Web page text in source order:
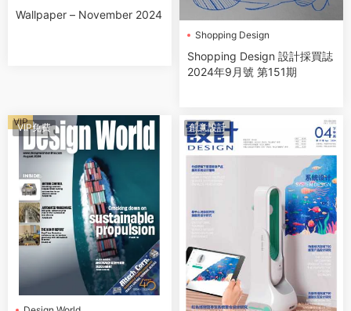
Wallpaper – November 2024
Shopping Design
設計採買誌
Shopping Design 設計採買誌
2024年9月號 第151期
VIP免費
VIP 創意設計